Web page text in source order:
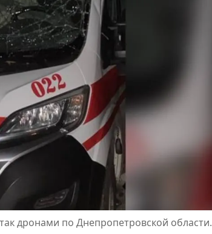
дронами по Днепропетровской области.